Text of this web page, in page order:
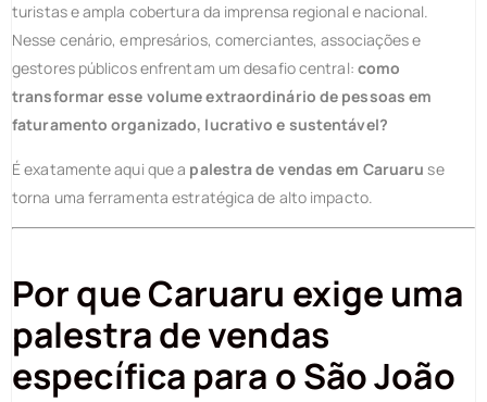
turistas e ampla cobertura da imprensa regional e nacional.
Nesse cenário, empresários, comerciantes, associações e
gestores públicos enfrentam um desafio central: como
transformar esse volume extraordinário de pessoas em
faturamento organizado, lucrativo e sustentável?
É exatamente aqui que a palestra de vendas em Caruaru se
torna uma ferramenta estratégica de alto impacto.
Por que Caruaru exige uma
palestra de vendas
específica para o São João